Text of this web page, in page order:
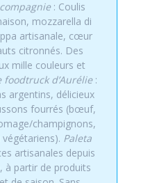
: Coulis
mozzarella di
artisanale, cœur
citronnés. Des
mille couleurs et
foodtruck d’Aurélie:
argentins, délicieux
fourrés (bœuf,
champignons,
Paleta
artisanales depuis
à partir de produits